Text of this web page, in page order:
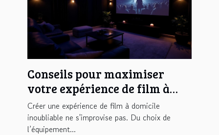
Conseils pour maximiser
votre expérience de film à
domicile
Créer une expérience de film à domicile
inoubliable ne s'improvise pas. Du choix de
l’équipement...